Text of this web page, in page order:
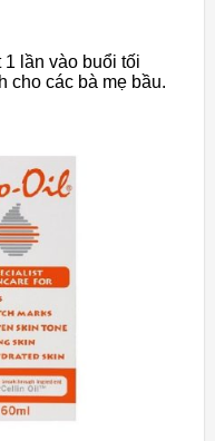
lần vào buổi tối
cho các bà mẹ bầu.